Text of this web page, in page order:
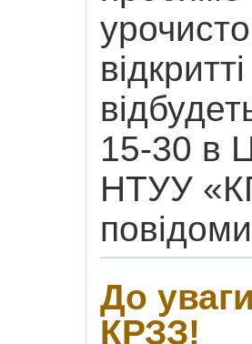
15-30 в
НТУУ
До
КРЗЗ!